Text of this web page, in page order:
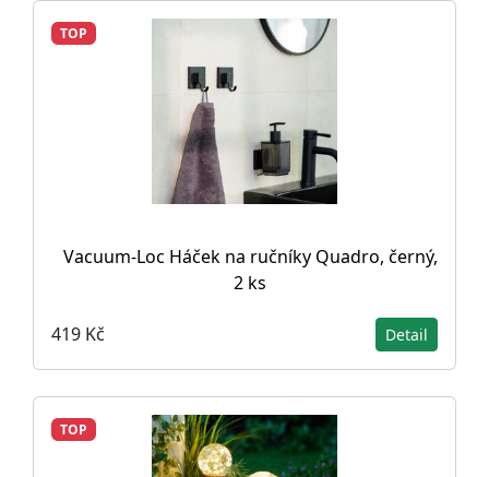
TOP
Vacuum-Loc Háček na ručníky Quadro, černý,
2 ks
419 Kč Detail
TOP